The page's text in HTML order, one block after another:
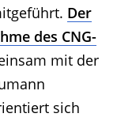
Der
des CNG-
mit der
sich